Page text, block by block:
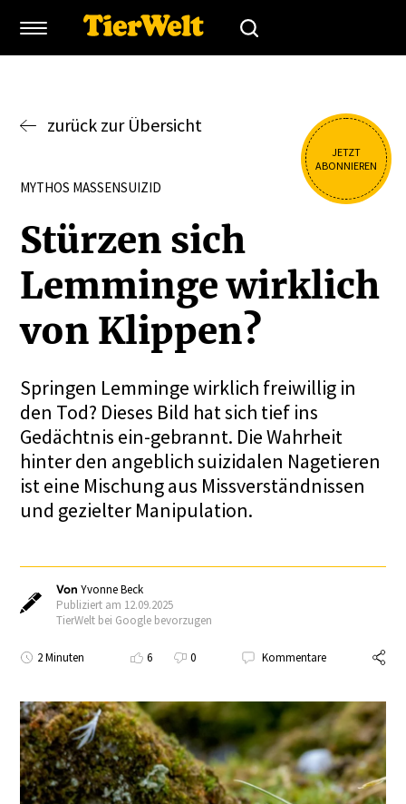
JETZT
ABONNIEREN
zurück zur Übersicht
MYTHOS MASSENSUIZID
Stürzen sich
Lemminge wirklich
von Klippen?
Springen Lemminge wirklich freiwillig in
den Tod? Dieses Bild hat sich tief ins
Gedächtnis ein-gebrannt. Die Wahrheit
hinter den angeblich suizidalen Nagetieren
ist eine Mischung aus Missverständnissen
und gezielter Manipulation.
VonYvonne Beck
Publiziert am 12.09.2025
TierWelt bei Google bevorzugen
2 Minuten 6 0 Kommentare